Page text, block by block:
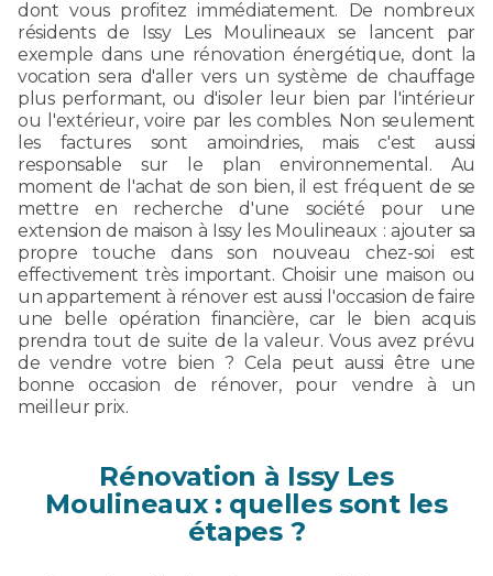
dont vous profitez immédiatement. De nombreux
résidents de Issy Les Moulineaux se lancent par
exemple dans une rénovation énergétique, dont la
vocation sera d'aller vers un système de chauffage
plus performant, ou d'isoler leur bien par l'intérieur
ou l'extérieur, voire par les combles. Non seulement
les factures sont amoindries, mais c'est aussi
responsable sur le plan environnemental. Au
moment de l'achat de son bien, il est fréquent de se
mettre en recherche d'une société pour une
extension de maison à Issy les Moulineaux : ajouter sa
propre touche dans son nouveau chez-soi est
effectivement très important. Choisir une maison ou
un appartement à rénover est aussi l'occasion de faire
une belle opération financière, car le bien acquis
prendra tout de suite de la valeur. Vous avez prévu
de vendre votre bien ? Cela peut aussi être une
bonne occasion de rénover, pour vendre à un
meilleur prix.
Rénovation à Issy Les
Moulineaux : quelles sont les
étapes ?